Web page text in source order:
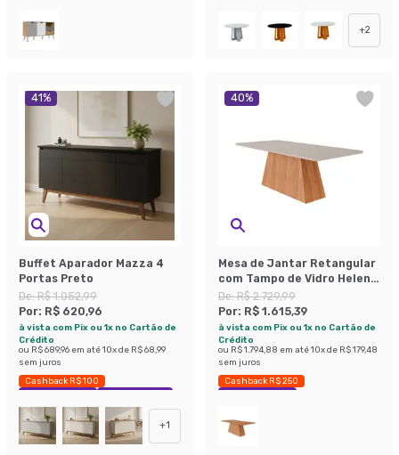
+2
41%
Buffet Aparador Mazza 4
Portas Preto
De:R$ 1.052,99
Por: R$ 620,96
à vista com Pix ou 1x no Cartão de
Crédito
ou R$ 689,96 em até10x de R$ 68,99
sem juros
Cashback R$ 100
Exclusivo Mobly
Economize 41%
+1
40%
Mesa de Jantar Retangular
com Tampo de Vidro Helena
Off White Cinamomo 210 cm
De:R$ 2.729,99
Por: R$ 1.615,39
à vista com Pix ou 1x no Cartão de
Crédito
ou R$ 1.794,88 em até10x de R$ 179,48
sem juros
Cashback R$ 250
Economize 40%